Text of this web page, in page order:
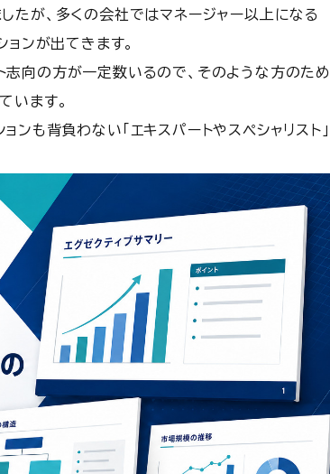
たが、多くの会社ではマネージャー以上になる
ョンが出てきます。
志向の方が一定数いるので、そのような方のため
います。
ンも背負わない「エキスパートやスペシャリスト」